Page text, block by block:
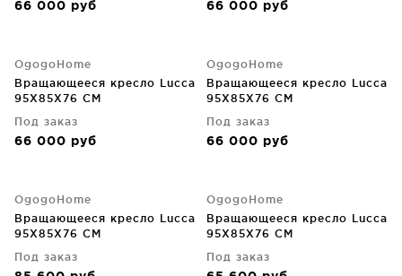
66 000 руб 66 000 руб
OgogoHome
Вращающееся кресло Lucca
95X85X76 CM
Под заказ
66 000 руб
OgogoHome
Вращающееся кресло Lucca
95X85X76 CM
Под заказ
66 000 руб
OgogoHome
Вращающееся кресло Lucca
95X85X76 CM
Под заказ
OgogoHome
Вращающееся кресло Lucca
95X85X76 CM
Под заказ